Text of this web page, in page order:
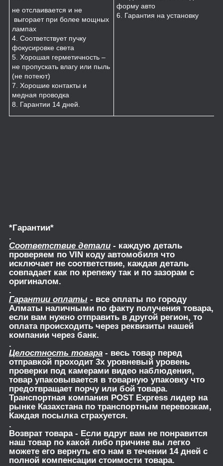
не отслаивается и не
выгорает при более мощных
лампах
4. Соответствует пучку
фокусировке света
5. Хорошая герметичность –
не пропускать влагу или пыль
(не потеют)
7. Хорошие контакты и
медная проводка
8. Гарантии 14 дней.
форму авто
6. Гарантия на установку
*Гарантии*
.
Соответствие детали - каждую деталь
проверяем по VIN коду автомобиля что
исключает не соответствие, каждая деталь
совпадает как по крепежу так и по зазорам с
оригиналом.
.
Гарантии оплаты - все оплаты по городу
Алматы наличными по факту получения товара,
если вам нужно отправить в другой регион, то
оплата происходить через реквизиты нашей
компании через банк.
.
Целостность товара - весь товар перед
отправкой проходит 3х уровневый уровень
проверки под камерами видео наблюдения,
товар упаковывается в товарную упаковку что
предотвращает порчу или бой товара.
Транспортная компания POST Express лидер на
рынке Казахстана по транспортным перевозкам,
Каждая посылка страхуется.
.
Возврат товара- Если вдруг вам не понравится
наш товар по какой либо причине вы легко
можете его вернуть его нам в течении 14 дней с
полной компенсации стоимости товара.